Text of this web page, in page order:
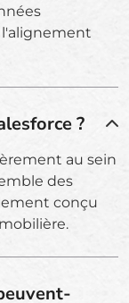
?
au sein
des
conçu